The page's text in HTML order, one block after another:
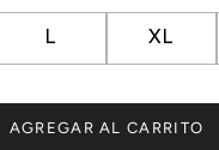
L XL
AGREGAR AL CARRITO